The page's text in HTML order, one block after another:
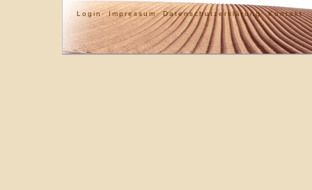
Login· Impressum· Datenschutzerklärung· Kontakt·